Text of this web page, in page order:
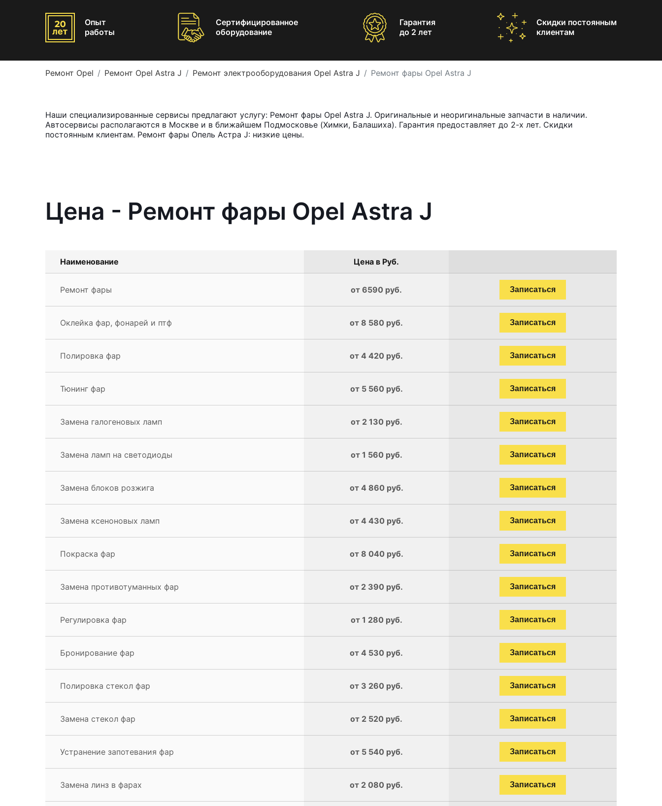
Опыт
работы
Сертифицированное
оборудование
Гарантия
до 2 лет
Скидки постоянным
клиентам
Ремонт Opel Ремонт Opel Astra J Ремонт электрооборудования Opel Astra J Ремонт фары Opel Astra J
Наши специализированные сервисы предлагают услугу: Ремонт фары Opel Astra J. Оригинальные и неоригинальные запчасти в наличии.
Автосервисы располагаются в Москве и в ближайшем Подмосковье (Химки, Балашиха). Гарантия предоставляет до 2-х лет. Скидки
постоянным клиентам. Ремонт фары Опель Астра J: низкие цены.
Цена - Ремонт фары Opel Astra J
Наименование Цена в Руб.
Ремонт фары от 6590 руб. Записаться
Оклейка фар, фонарей и птф от 8 580 руб. Записаться
Полировка фар от 4 420 руб. Записаться
Тюнинг фар от 5 560 руб. Записаться
Замена галогеновых ламп от 2 130 руб. Записаться
Замена ламп на светодиоды от 1 560 руб. Записаться
Замена блоков розжига от 4 860 руб. Записаться
Замена ксеноновых ламп от 4 430 руб. Записаться
Покраска фар от 8 040 руб. Записаться
Замена противотуманных фар от 2 390 руб. Записаться
Регулировка фар от 1 280 руб. Записаться
Бронирование фар от 4 530 руб. Записаться
Полировка стекол фар от 3 260 руб. Записаться
Замена стекол фар от 2 520 руб. Записаться
Устранение запотевания фар от 5 540 руб. Записаться
Замена линз в фарах от 2 080 руб. Записаться